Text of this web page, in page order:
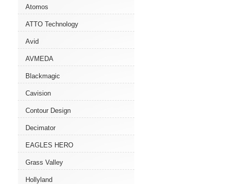
Atomos
ATTO Technology
Avid
AVMEDA
Blackmagic
Cavision
Contour Design
Decimator
EAGLES HERO
Grass Valley
Hollyland